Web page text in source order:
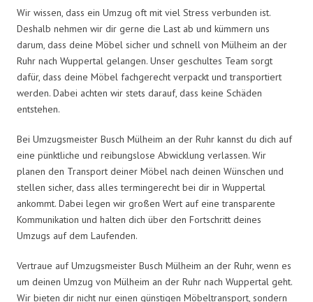
Wir wissen, dass ein Umzug oft mit viel Stress verbunden ist.
Deshalb nehmen wir dir gerne die Last ab und kümmern uns
darum, dass deine Möbel sicher und schnell von Mülheim an der
Ruhr nach Wuppertal gelangen. Unser geschultes Team sorgt
dafür, dass deine Möbel fachgerecht verpackt und transportiert
werden. Dabei achten wir stets darauf, dass keine Schäden
entstehen.
Bei Umzugsmeister Busch Mülheim an der Ruhr kannst du dich auf
eine pünktliche und reibungslose Abwicklung verlassen. Wir
planen den Transport deiner Möbel nach deinen Wünschen und
stellen sicher, dass alles termingerecht bei dir in Wuppertal
ankommt. Dabei legen wir großen Wert auf eine transparente
Kommunikation und halten dich über den Fortschritt deines
Umzugs auf dem Laufenden.
Vertraue auf Umzugsmeister Busch Mülheim an der Ruhr, wenn es
um deinen Umzug von Mülheim an der Ruhr nach Wuppertal geht.
Wir bieten dir nicht nur einen günstigen Möbeltransport, sondern